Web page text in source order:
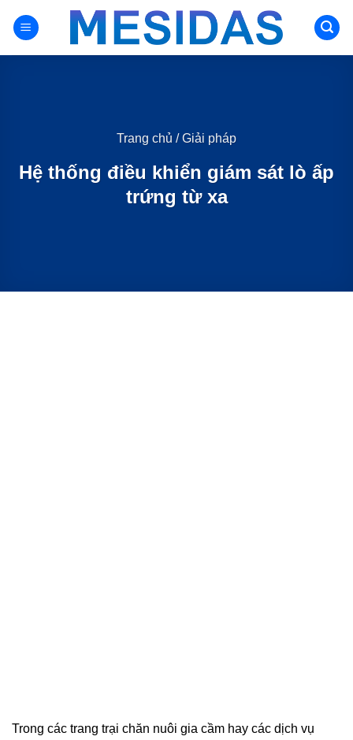
đến
Trang chủ /Giải pháp
Hệ thống điều khiển giám sát lò ấp
trứng từ xa
Trong các trang trại chăn nuôi gia cầm hay các dịch vụ